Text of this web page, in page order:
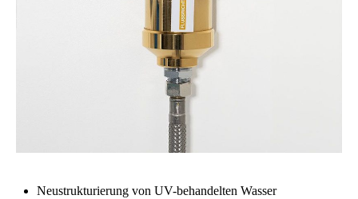
Neustrukturierung von UV-behandelten Wasser